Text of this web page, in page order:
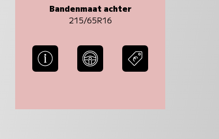
Bandenmaat achter
215/65R16